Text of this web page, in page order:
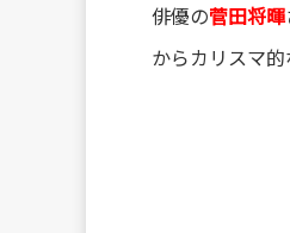
俳優の菅田将暉
からカリスマ的